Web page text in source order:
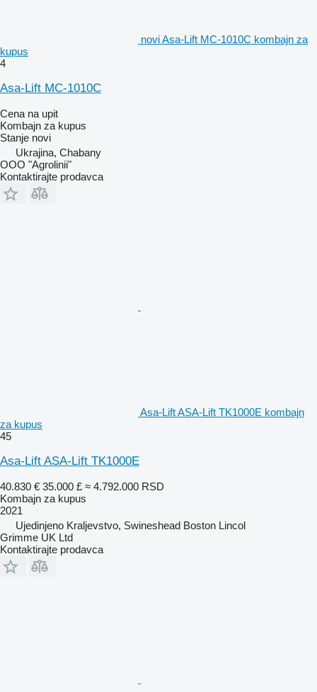
novi Asa-Lift MC-1010C kombajn za
kupus
4
Asa-Lift MC-1010C
Cena na upit
Kombajn za kupus
Stanje novi
Ukrajina, Chabany
OOO "Agrolinii"
Kontaktirajte prodavca
Asa-Lift ASA-Lift TK1000E kombajn
za kupus
45
Asa-Lift ASA-Lift TK1000E
40.830 € 35.000 £ ≈ 4.792.000 RSD
Kombajn za kupus
2021
Ujedinjeno Kraljevstvo, Swineshead Boston Lincol
Grimme UK Ltd
Kontaktirajte prodavca